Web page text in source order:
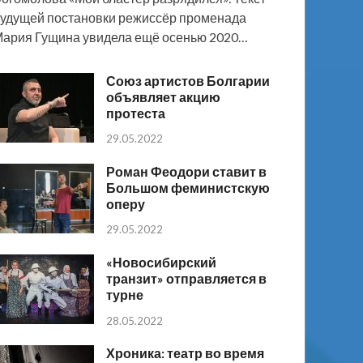
постановки режиссёр променада
Гущина увидела ещё осенью 2020…
Союз артистов Болгарии
объявляет акцию
протеста
29.05.2022
Роман Феодори ставит в
Большом феминистскую
оперу
29.05.2022
«Новосибирский
транзит» отправляется в
турне
28.05.2022
Хроника: театр во время